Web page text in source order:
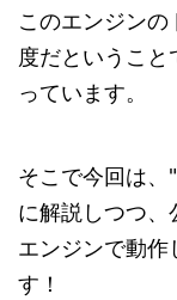
このエンジン
度だというこ
っています。
そこで今回は
に解説しつつ、
エンジンで動作
す！